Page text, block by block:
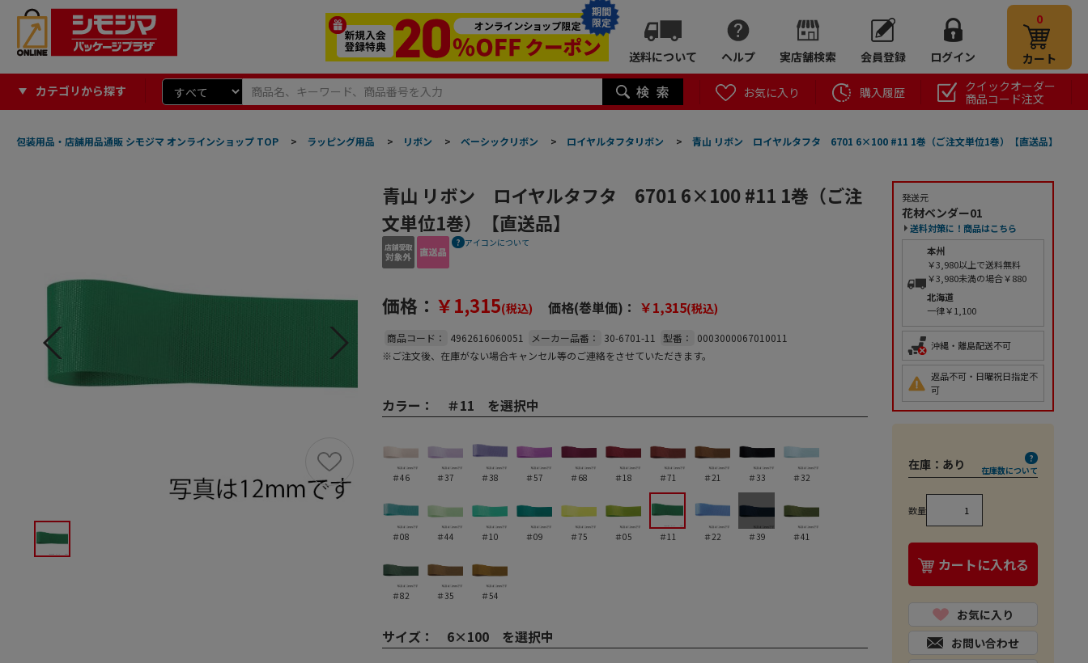
期間
限定
送料について ヘルプ 実店舗検索 会員登録 ログイン
0
カート
カテゴリから探す お気に入り 購入履歴
クイックオーダー
商品コード注文
包装用品・店舗用品通販 シモジマ オンラインショップ TOP > ラッピング用品 > リボン > ベーシックリボン > ロイヤルタフタリボン > 青山 リボン ロイヤルタフタ 6701 6×100 #11 1巻（ご注文単位1巻）【直送品】
青山 リボン ロイヤルタフタ 6701 6×100 #11 1巻（ご注
文単位1巻）【直送品】
アイコンについて
価格： ￥1,315(税込) 価格(巻単価)： ￥1,315(税込)
商品コード： 4962616060051 メーカー品番： 30-6701-11 型番：
0003000067010011
※ご注文後、在庫がない場合キャンセル等のご連絡をさせていただきます。
カラー： ＃11 を選択中
＃46 ＃37 ＃38 ＃57 ＃68 ＃18 ＃71 ＃21 ＃33 ＃32
＃08 ＃44 ＃10 ＃09 ＃75 ＃05 ＃11 ＃22 ＃39 ＃41
＃82 ＃35 ＃54
サイズ： 6×100 を選択中
発送元
花材ベンダー01
送料対策に！商品はこちら
本州
￥3,980以上で送料無料
￥3,980未満の場合￥880
北海道
一律￥1,100
沖縄・離島配送不可
返品不可・日曜祝日指定不
可
在庫： あり 在庫数について
数量
カートに入れる
お気に入り
お問い合わせ